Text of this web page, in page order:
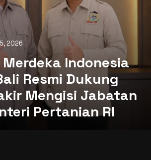
2026
Merdeka Indonesia
Resmi Dukung
Mengisi Jabatan
Pertanian RI